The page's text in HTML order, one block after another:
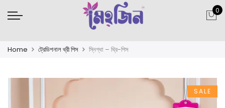
0
Home ট্রেডিশনাল থ্রী পিস স্নিগ্ধা – থ্রি-পিস
SALE